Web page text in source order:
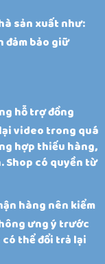
sản xuất như:
đảm bảo giữ
hỗ trợ đồng
video trong quá
hợp thiếu hàng,
Shop có quyền từ
hàng nên kiểm
ưng ý trước
có thể đổi trả lại